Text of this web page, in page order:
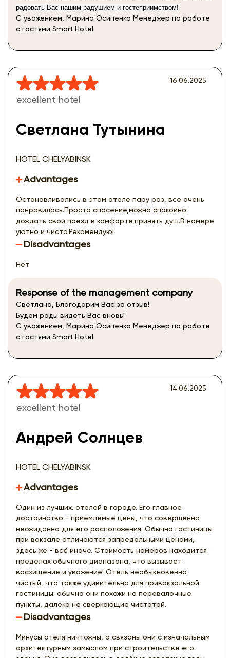
радовать Вас нашим радушием и гостеприимством!
С уважением, Марина Осипенко Менеджер по работе
с гостями Smart Hotel
excellent hotel
Светлана Тутынина
HOTEL CHELYABINSK
16.06.2025
Advantages
Останавливались в этом отеле пару раз, все очень
понравилось.Просто спасение,можно спокойно
дождать свой поезд в комфорте,принять душ.В номере
уютно и чисто.Рекомендую!
Disadvantages
Нет
Response of the management company
Светлана, Благодарим Вас за отзыв!
Будем рады видеть Вас вновь!
С уважением, Марина Осипенко Менеджер по работе
с гостями Smart Hotel
excellent hotel
Андрей Солнцев
HOTEL CHELYABINSK
14.06.2025
Advantages
Один из лучших. отелей в городе. Его главное
достоинство - приемлемые цены, что совершенно
неожиданно для его расположения. Обычно гостиницы
при вокзале отличаются запредельными ценами,
здесь же - всё иначе. Стоимость номеров находится
пределах обычного диапазона, что вызывает
восхищение и уважение! Отель необыкновенно
чистый, что также удивительно для привокзальной
гостиницы: обычно они похожи на перевалочные
пункты, далеко не сверкающие чистотой.
Disadvantages
Минусы отеля ничтожны, а связаны они с изначальным
архитектурным замыслом при строительстве его